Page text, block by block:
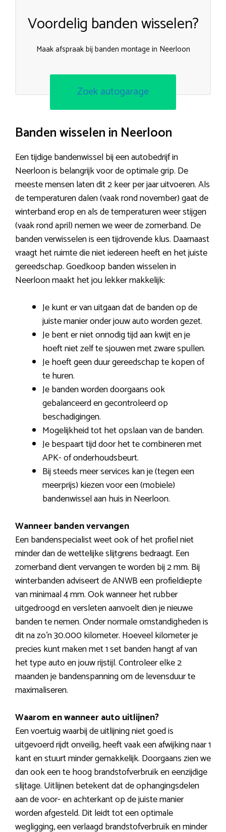
Voordelig banden wisselen?
Maak afspraak bij banden montage in Neerloon
Zoek autogarage
Banden wisselen in Neerloon
Een tijdige bandenwissel bij een autobedrijf in
Neerloon is belangrijk voor de optimale grip. De
meeste mensen laten dit 2 keer per jaar uitvoeren. Als
de temperaturen dalen (vaak rond november) gaat de
winterband erop en als de temperaturen weer stijgen
(vaak rond april) nemen we weer de zomerband. De
banden verwisselen is een tijdrovende klus. Daarnaast
vraagt het ruimte die niet iedereen heeft en het juiste
gereedschap. Goedkoop banden wisselen in
Neerloon maakt het jou lekker makkelijk:
Je kunt er van uitgaan dat de banden op de
juiste manier onder jouw auto worden gezet.
Je bent er niet onnodig tijd aan kwijt en je
hoeft niet zelf te sjouwen met zware spullen.
Je hoeft geen duur gereedschap te kopen of
te huren.
Je banden worden doorgaans ook
gebalanceerd en gecontroleerd op
beschadigingen.
Mogelijkheid tot het opslaan van de banden.
Je bespaart tijd door het te combineren met
APK- of onderhoudsbeurt.
Bij steeds meer services kan je (tegen een
meerprijs) kiezen voor een (mobiele)
bandenwissel aan huis in Neerloon.
Wanneer banden vervangen
Een bandenspecialist weet ook of het profiel niet
minder dan de wettelijke slijtgrens bedraagt. Een
zomerband dient vervangen te worden bij 2 mm. Bij
winterbanden adviseert de ANWB een profieldiepte
van minimaal 4 mm. Ook wanneer het rubber
uitgedroogd en versleten aanvoelt dien je nieuwe
banden te nemen. Onder normale omstandigheden is
dit na zo’n 30.000 kilometer. Hoeveel kilometer je
precies kunt maken met 1 set banden hangt af van
het type auto en jouw rijstijl. Controleer elke 2
maanden je bandenspanning om de levensduur te
maximaliseren.
Waarom en wanneer auto uitlijnen?
Een voertuig waarbij de uitlijning niet goed is
uitgevoerd rijdt onveilig, heeft vaak een afwijking naar 1
kant en stuurt minder gemakkelijk. Doorgaans zien we
dan ook een te hoog brandstofverbruik en eenzijdige
slijtage. Uitlijnen betekent dat de ophangingsdelen
aan de voor- en achterkant op de juiste manier
worden afgesteld. Dit leidt tot een optimale
wegligging, een verlaagd brandstofverbruik en minder